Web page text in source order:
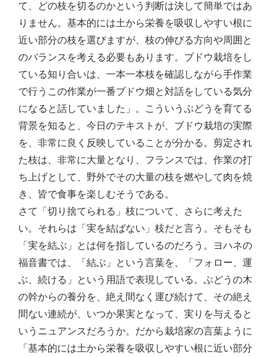
て、どの枝を切るのかという判断は決して簡単ではあ
りません。基本的には土から栄養を吸収しやすい根に
近い部分の枝を選びますが、枝の伸びる方向や周囲と
のバランスを考える必要もあります。ブドウ栽培をし
ている知り合いは、一本一本枝を確認しながら手作業
で行うこの作業が一番ブドウ畑と対話をしている気分
になると話していました」。こういうぶどうを育てる
背景を知ると、今日のテキストが、ブドウ栽培の実際
を、非常に良く反映していることが分かる。剪定され
た枝は、非常に大量となり、フランスでは、作業の打
ち上げとして、野外でその大量の枝を燃やして肉を焼
き、皆で食事を楽しむそうである。
さて「切り捨てられる」枝について、さらに考えた
い。それらは「実を結ばない」枝だと言う。そもそも
「実を結ぶ」とは何を指しているのだろう。ヨハネの
福音書では、「結ぶ」という言葉を、「フォロー、運
ぶ、続ける」という用語で表現している。ぶどうの木
の幹からの養分を、絶え間なく運び続けて、その絶え
間ない連続が、いつか果実となって、実りを与えると
いうニュアンスだろうか。だから栽培家の言葉ように
「基本的には土から栄養を吸収しやすい根に近い部分